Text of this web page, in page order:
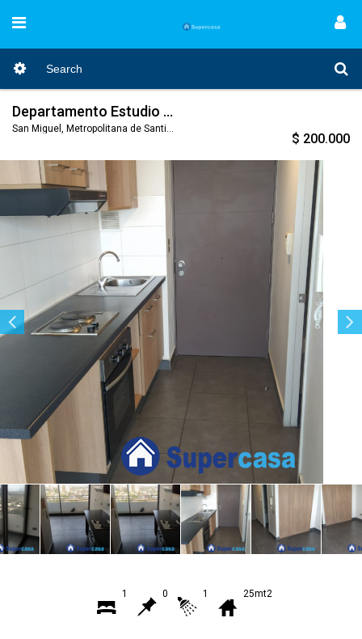
Departamento Estudio en San Miguel
San Miguel, Metropolitana de Santiago, Nro. Código 926
$ 200.000
1 0 1 25mt2